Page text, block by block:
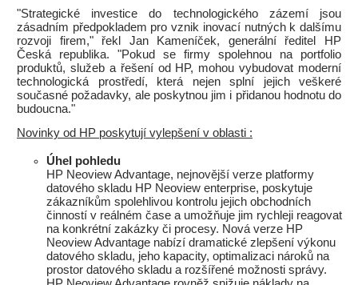
"Strategické investice do technologického zázemí jsou
zásadním předpokladem pro vznik inovací nutných k dalšímu
rozvoji firem," řekl Jan Kameníček, generální ředitel HP
Česká republika. "Pokud se firmy spolehnou na portfolio
produktů, služeb a řešení od HP, mohou vybudovat moderní
technologická prostředí, která nejen splní jejich veškeré
současné požadavky, ale poskytnou jim i přidanou hodnotu do
budoucna."
Novinky od HP poskytují vylepšení v oblasti :
Úhel pohledu
HP Neoview Advantage, nejnovější verze platformy
datového skladu HP Neoview enterprise, poskytuje
zákazníkům spolehlivou kontrolu jejich obchodních
činností v reálném čase a umožňuje jim rychleji reagovat
na konkrétní zakázky či procesy. Nová verze HP
Neoview Advantage nabízí dramatické zlepšení výkonu
datového skladu, jeho kapacity, optimalizaci nároků na
prostor datového skladu a rozšířené možnosti správy.